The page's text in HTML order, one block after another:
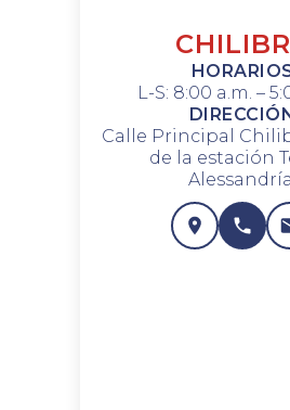
L-S: 8:00 a.m. –
DIRECCIÓN
Calle Principal
de la estación